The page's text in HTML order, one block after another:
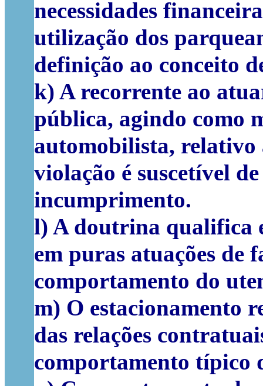
necessidades
utilização dos
definição ao conceito
k) A recorrente ao
pública, agindo como
automobilista, relativo
violação é suscetível
incumprimento.
l) A doutrina qualifica
em puras atuações de
comportamento do
m) O estacionamento
das relações
comportamento típico